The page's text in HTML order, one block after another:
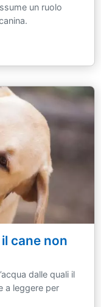
un ruolo
cane non
dalle quali il
a leggere per